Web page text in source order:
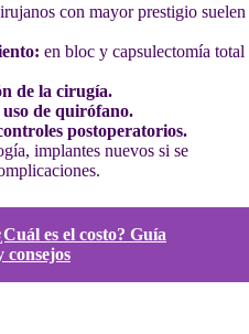
con mayor prestigio suelen
en bloc y capsulectomía total
de la cirugía.
de quirófano.
postoperatorios.
implantes nuevos si se
es el costo? Guía
consejos